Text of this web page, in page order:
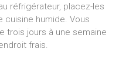
réfrigérateur, placez-les
humide. Vous
trois jours à une semaine
frais.